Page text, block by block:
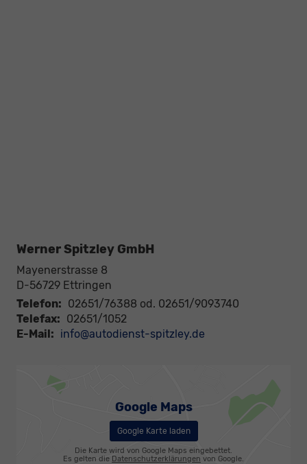
Werner Spitzley GmbH
Mayenerstrasse 8
D-56729 Ettringen
Telefon: 02651/76388 od. 02651/9093740
Telefax: 02651/1052
E-Mail: info@autodienst-spitzley.de
Google Maps
Google Karte laden
Die Karte wird von Google Maps eingebettet.
Es gelten die Datenschutzerklärungen von Google.